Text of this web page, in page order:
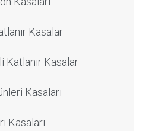
Kasalar
Katlanır Kasalar
Kasaları
Kasaları